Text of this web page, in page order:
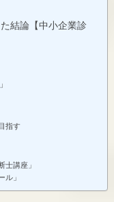
結論【中小企業診
指す
士講座」
ル」